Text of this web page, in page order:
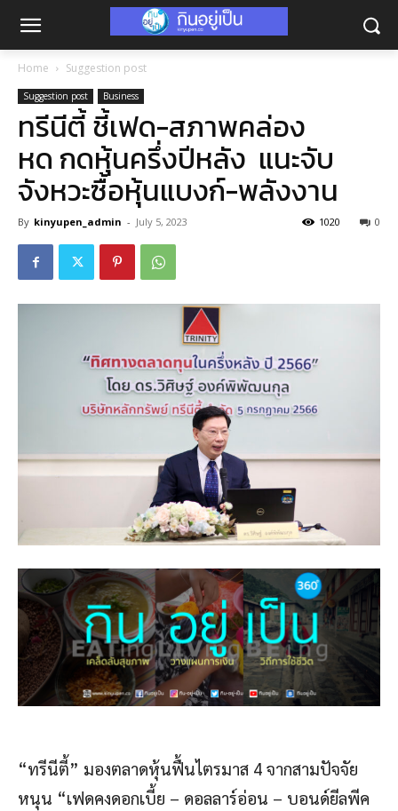
Home Suggestion post
Suggestion post Business
ทรีนีตี้ ชี้เฟด-สภาพคล่อง
หด กดหุ้นครึ่งปีหลัง แนะจับ
จังหวะซื้อหุ้นแบงก์-พลังงาน
By kinyupen_admin - July 5, 2023 0
1020
“ทรีนีตี้” มองตลาดหุ้นฟื้นไตรมาส 4 จากสามปัจจัย
หนุน “เฟดคงดอกเบี้ย – ดอลลาร์อ่อน – บอนด์ยีลพีค